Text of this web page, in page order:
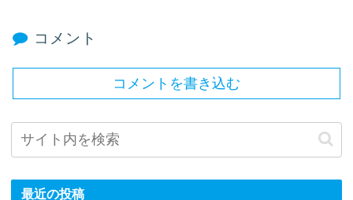
コメント
コメントを書き込む
最近の投稿